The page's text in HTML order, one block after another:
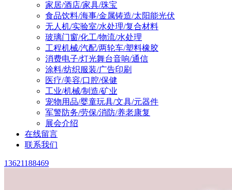
家居/酒店/家具/珠宝
食品饮料/海事/金属铸造/太阳能光伏
无人机/实验室/水处理/复合材料
玻璃门窗/化工/物流/水处理
工程机械/汽配/两轮车/塑料橡胶
消费电子/灯光舞台音响/通信
涂料/纺织服装/广告印刷
医疗/美容/口腔/保健
工业/机械/制造/矿业
宠物用品/婴童玩具/文具/元器件
军警防务/劳保/消防/养老康复
展会介绍
在线留言
联系我们
13621188469